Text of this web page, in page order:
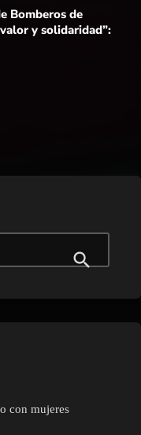
Bomberos de
y solidaridad”:
con mujeres